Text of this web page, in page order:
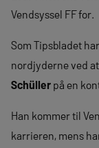
Vendsyssel FF for.
Som Tipsbladet
nordjyderne ved
Schüller på en
Han kommer til
karrieren, mens